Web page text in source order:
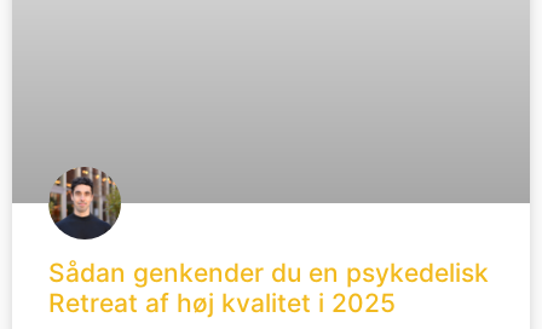
Sådan genkender du en psykedelisk
Retreat af høj kvalitet i 2025